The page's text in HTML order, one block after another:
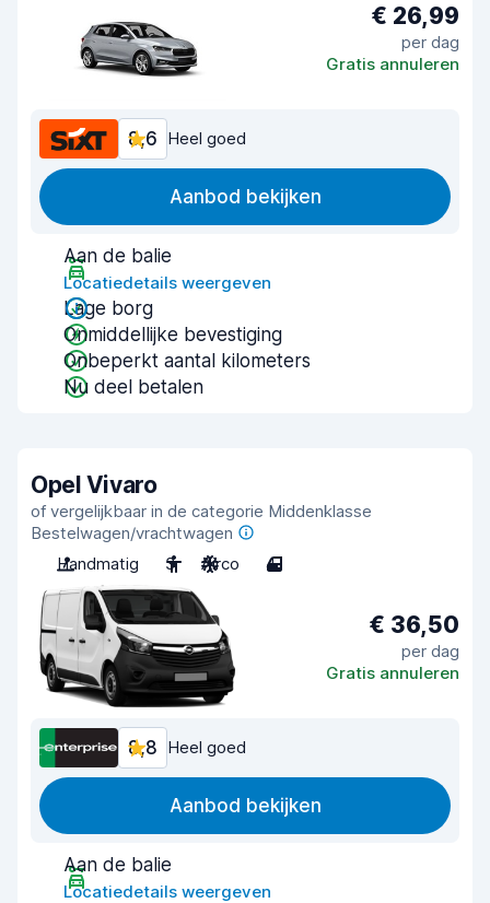
€ 26,99
per dag
Gratis annuleren
8,6 Heel goed
Aanbod bekijken
Aan de balie
Locatiedetails weergeven
Lage borg
Onmiddellijke bevestiging
Onbeperkt aantal kilometers
Nu deel betalen
Opel Vivaro
of vergelijkbaar in de categorie Middenklasse
Bestelwagen/vrachtwagen
Handmatig
3 Airco 4
€ 36,50
per dag
Gratis annuleren
8,8 Heel goed
Aanbod bekijken
Aan de balie
Locatiedetails weergeven